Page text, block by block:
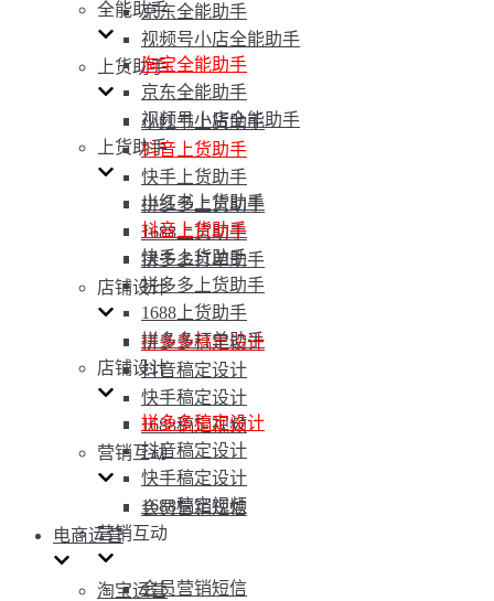
京东全能助手
视频号小店全能助手
上货助手
小红书上货助手
抖音上货助手
快手上货助手
拼多多上货助手
1688上货助手
拼多多打单助手
店铺设计
拼多多稿定设计
抖音稿定设计
快手稿定设计
1688稿定视频
营销互动
会员营销短信
电商运营
淘宝运营
全能助手
淘宝全能助手
京东全能助手
视频号小店全能助手
上货助手
小红书上货助手
抖音上货助手
快手上货助手
拼多多上货助手
1688上货助手
拼多多打单助手
店铺设计
拼多多稿定设计
抖音稿定设计
快手稿定设计
1688稿定视频
营销互动
会员营销短信